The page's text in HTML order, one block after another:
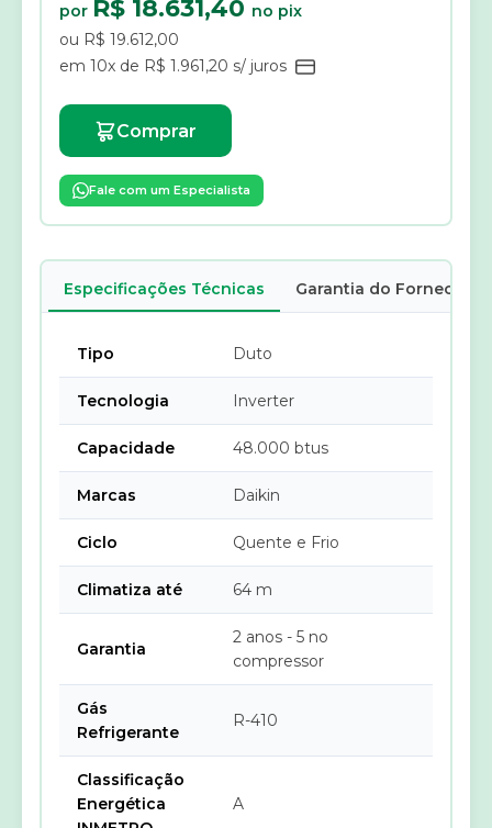
por R$ 18.631,40 no pix
ou R$ 19.612,00
em 10x de R$ 1.961,20 s/ juros
Comprar
Fale com um Especialista
Especificações Técnicas Garantia do Fornecedor
Tipo Duto
Tecnologia Inverter
Capacidade 48.000 btus
Marcas Daikin
Ciclo Quente e Frio
Climatiza até 64 m
Garantia
2 anos - 5 no
compressor
Gás
Refrigerante
R-410
Classificação
Energética
A